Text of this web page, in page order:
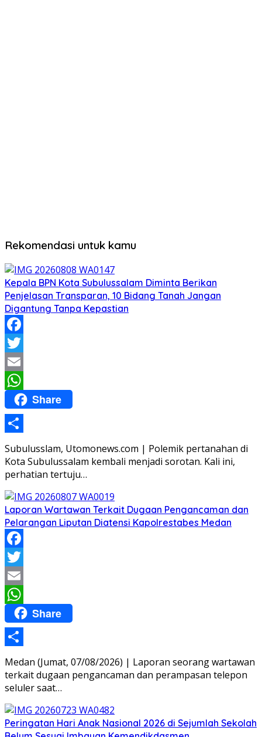
Rekomendasi untuk kamu
Kepala BPN Kota Subulussalam Diminta Berikan
Penjelasan Transparan, 10 Bidang Tanah Jangan
Digantung Tanpa Kepastian
Facebook
Twitter
Email
WhatsApp
Share
Share
Subulusslam, Utomonews.com | Polemik pertanahan di
Kota Subulussalam kembali menjadi sorotan. Kali ini,
perhatian tertuju…
Laporan Wartawan Terkait Dugaan Pengancaman dan
Pelarangan Liputan Diatensi Kapolrestabes Medan
Facebook
Twitter
Email
WhatsApp
Share
Share
Medan (Jumat, 07/08/2026) | Laporan seorang wartawan
terkait dugaan pengancaman dan perampasan telepon
seluler saat…
Peringatan Hari Anak Nasional 2026 di Sejumlah Sekolah